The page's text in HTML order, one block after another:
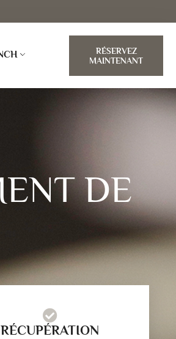
RÉSERVEZ
MAINTENANT
DE
RÉCUPÉRATION